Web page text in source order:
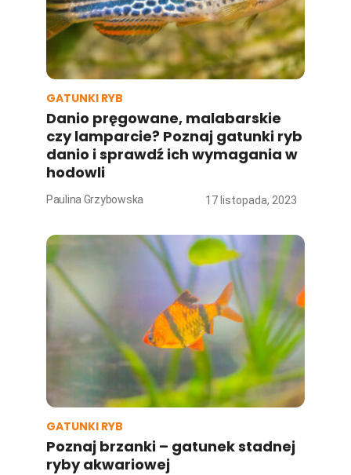
GATUNKI RYB
Danio pręgowane, malabarskie
czy lamparcie? Poznaj gatunki ryb
danio i sprawdź ich wymagania w
hodowli
Paulina Grzybowska 17 listopada, 2023
GATUNKI RYB
Poznaj brzanki – gatunek stadnej
ryby akwariowej